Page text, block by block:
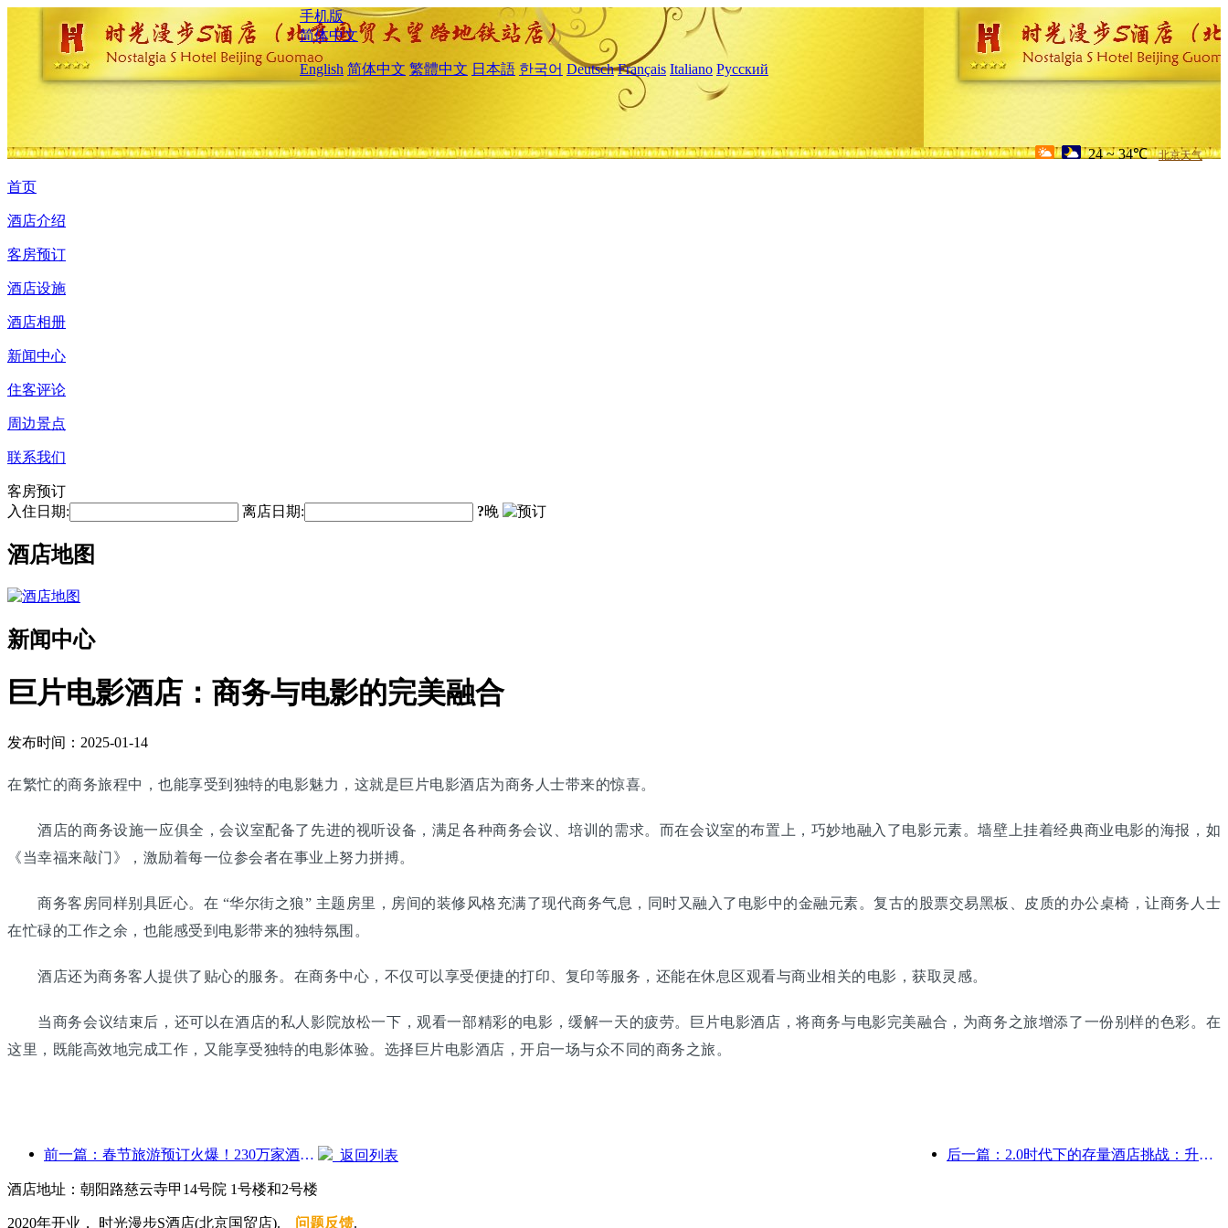
手机版
简体中文
English 简体中文 繁體中文 日本語 한국어 Deutsch Français Italiano Русский
24 ~ 34℃ 北京天气
首页
酒店介绍
客房预订
酒店设施
酒店相册
新闻中心
住客评论
周边景点
联系我们
客房预订
入住日期:
离店日期: ?晚
酒店地图
新闻中心
巨片电影酒店：商务与电影的完美融合
发布时间：2025-01-14
在繁忙的商务旅程中，也能享受到独特的电影魅力，这就是巨片电影酒店为商务人士带来的惊喜。
酒店的商务设施一应俱全，会议室配备了先进的视听设备，满足各种商务会议、培训的需求。而在会议室的布置上，巧妙地融入了电影元素。墙壁上挂着经典商业电影的海报，如
《当幸福来敲门》，激励着每一位参会者在事业上努力拼搏。
商务客房同样别具匠心。在 “华尔街之狼” 主题房里，房间的装修风格充满了现代商务气息，同时又融入了电影中的金融元素。复古的股票交易黑板、皮质的办公桌椅，让商务人士
在忙碌的工作之余，也能感受到电影带来的独特氛围。
酒店还为商务客人提供了贴心的服务。在商务中心，不仅可以享受便捷的打印、复印等服务，还能在休息区观看与商业相关的电影，获取灵感。
当商务会议结束后，还可以在酒店的私人影院放松一下，观看一部精彩的电影，缓解一天的疲劳。巨片电影酒店，将商务与电影完美融合，为商务之旅增添了一份别样的色彩。在
这里，既能高效地完成工作，又能享受独特的电影体验。选择巨片电影酒店，开启一场与众不同的商务之旅。
前一篇：春节旅游预订火爆！230万家酒店企业或迎“开门红” 后一篇：2.0时代下的存量酒店挑战：升级为核心，才是价值真革新
返回列表
酒店地址：朝阳路慈云寺甲14号院 1号楼和2号楼
2020年开业， 时光漫步S酒店(北京国贸店). 问题反馈.